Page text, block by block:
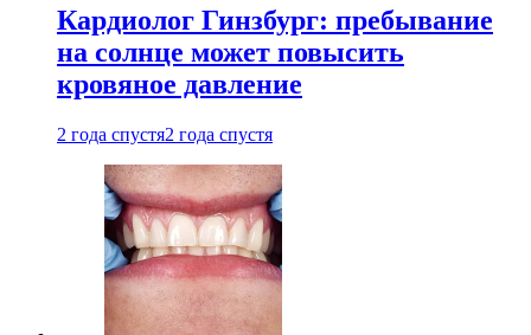
Кардиолог Гинзбург: пребывание
на солнце может повысить
кровяное давление
2 года спустя2 года спустя